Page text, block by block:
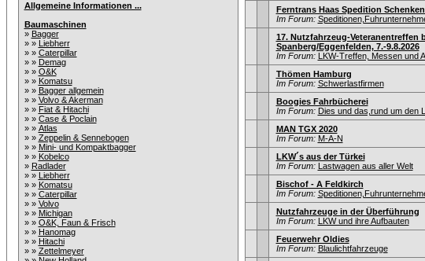
Allgemeine Informationen ...
Baumaschinen
» Bagger
» » Liebherr
» » Caterpillar
» » Demag
» » O&K
» » Komatsu
» » Bagger allgemein
» » Volvo & Akerman
» » Fiat & Hitachi
» » Case & Poclain
» » Atlas
» » Zeppelin & Sennebogen
» » Mini- und Kompaktbagger
» » Kobelco
» Radlader
» » Liebherr
» » Komatsu
» » Caterpillar
» » Volvo
» » Michigan
» » O&K, Faun & Frisch
» » Hanomag
» » Hitachi
» » Zettelmeyer
Ferntrans Haas Spedition
Im Forum:
17. Nutzfahrzeug-Veteranentreffen
Spanberg/Eggenfelden, 7.-9.8.2026
Im Forum: LKW-Treffen, Messen und
Thömen Hamburg
Im Forum: Schwerlastfirmen
Boogies Fahrbücherei
Im Forum: Dies und das,rund um den
MAN TGX 2020
Im Forum: M-A-N
LKW´s aus der Türkei
Im Forum: Lastwagen aus aller Welt
Bischof - A Feldkirch
Im Forum:
Nutzfahrzeuge in der Überführung
Im Forum: LKW und ihre Aufbauten
Feuerwehr Oldies
Im Forum: Blaulichtfahrzeuge